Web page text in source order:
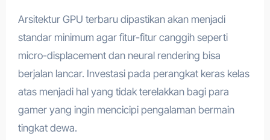
Arsitektur GPU terbaru dipastikan akan menjadi
standar minimum agar fitur-fitur canggih seperti
micro-displacement dan neural rendering bisa
berjalan lancar. Investasi pada perangkat keras kelas
atas menjadi hal yang tidak terelakkan bagi para
gamer yang ingin mencicipi pengalaman bermain
tingkat dewa.